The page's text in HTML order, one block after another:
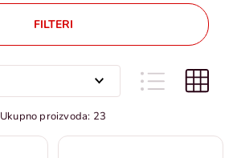
FILTERI
Ukupno proizvoda: 23